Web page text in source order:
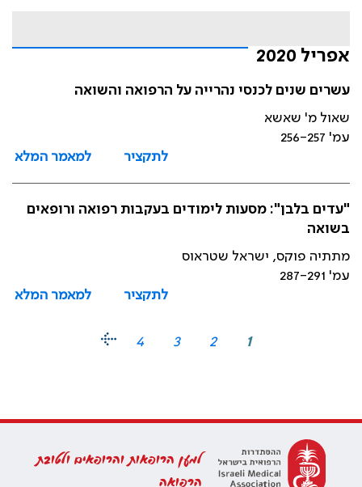
אפריל 2020
עשרים שנים לכנסי נהרייה על הרפואה והשואה
שאול מ' שאשא
עמ' 256-257
לתקציר
למאמר המלא
"עדים בלבן": מסעות לימודים בעקבות רפואה ורופאים
בשואה
מתתיה פוקס, ישראל שטראוס
עמ' 287-291
לתקציר
למאמר המלא
1
2
3
4
למען הרופאות והרופאים ולטובת
הרפואה